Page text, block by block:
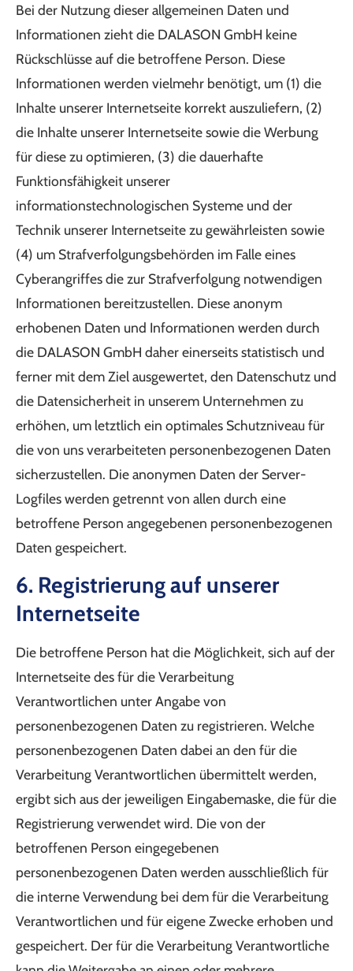
Bei der Nutzung dieser allgemeinen Daten und
Informationen zieht die DALASON GmbH keine
Rückschlüsse auf die betroffene Person. Diese
Informationen werden vielmehr benötigt, um (1) die
Inhalte unserer Internetseite korrekt auszuliefern, (2)
die Inhalte unserer Internetseite sowie die Werbung
für diese zu optimieren, (3) die dauerhafte
Funktionsfähigkeit unserer
informationstechnologischen Systeme und der
Technik unserer Internetseite zu gewährleisten sowie
(4) um Strafverfolgungsbehörden im Falle eines
Cyberangriffes die zur Strafverfolgung notwendigen
Informationen bereitzustellen. Diese anonym
erhobenen Daten und Informationen werden durch
die DALASON GmbH daher einerseits statistisch und
ferner mit dem Ziel ausgewertet, den Datenschutz und
die Datensicherheit in unserem Unternehmen zu
erhöhen, um letztlich ein optimales Schutzniveau für
die von uns verarbeiteten personenbezogenen Daten
sicherzustellen. Die anonymen Daten der Server-
Logfiles werden getrennt von allen durch eine
betroffene Person angegebenen personenbezogenen
Daten gespeichert.
6. Registrierung auf unserer
Internetseite
Die betroffene Person hat die Möglichkeit, sich auf der
Internetseite des für die Verarbeitung
Verantwortlichen unter Angabe von
personenbezogenen Daten zu registrieren. Welche
personenbezogenen Daten dabei an den für die
Verarbeitung Verantwortlichen übermittelt werden,
ergibt sich aus der jeweiligen Eingabemaske, die für die
Registrierung verwendet wird. Die von der
betroffenen Person eingegebenen
personenbezogenen Daten werden ausschließlich für
die interne Verwendung bei dem für die Verarbeitung
Verantwortlichen und für eigene Zwecke erhoben und
gespeichert. Der für die Verarbeitung Verantwortliche